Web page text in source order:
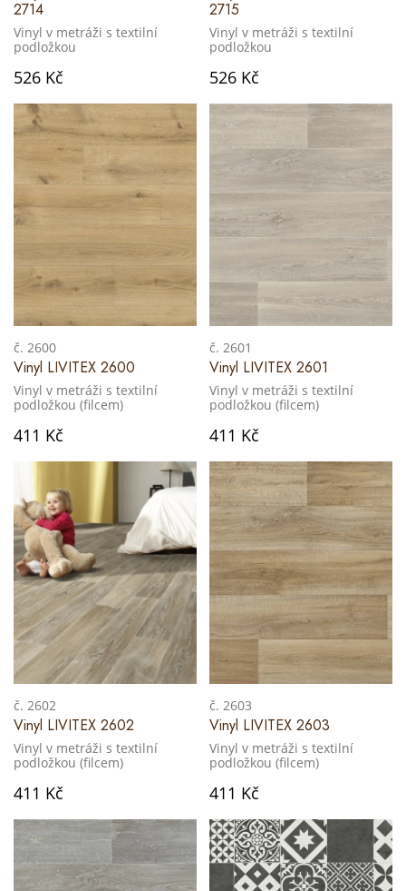
2714
Vinyl v metráži s textilní
podložkou
526 Kč
2715
Vinyl v metráži s textilní
podložkou
526 Kč
č. 2600
Vinyl LIVITEX 2600
Vinyl v metráži s textilní
podložkou (filcem)
411 Kč
č. 2601
Vinyl LIVITEX 2601
Vinyl v metráži s textilní
podložkou (filcem)
411 Kč
č. 2602
Vinyl LIVITEX 2602
Vinyl v metráži s textilní
podložkou (filcem)
411 Kč
č. 2603
Vinyl LIVITEX 2603
Vinyl v metráži s textilní
podložkou (filcem)
411 Kč